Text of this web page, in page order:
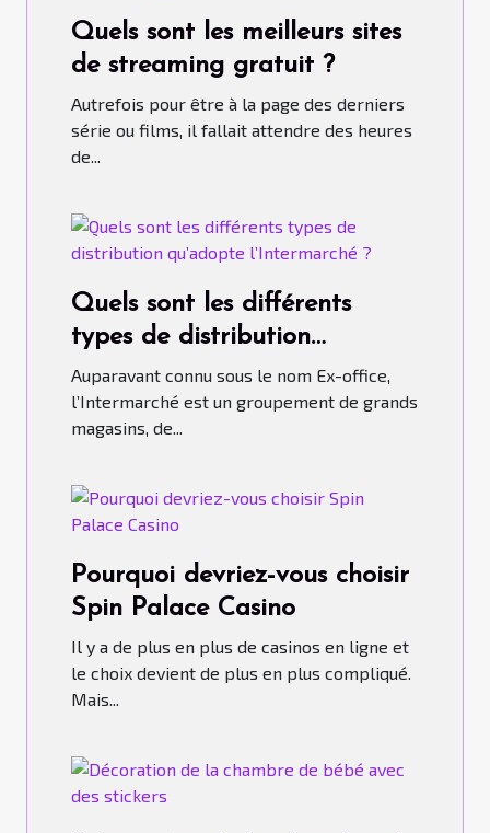
Quels sont les meilleurs sites
de streaming gratuit ?
Autrefois pour être à la page des derniers
série ou films, il fallait attendre des heures
de...
Quels sont les différents
types de distribution
qu’adopte l’Intermarché ?
Auparavant connu sous le nom Ex-office,
l’Intermarché est un groupement de grands
magasins, de...
Pourquoi devriez-vous choisir
Spin Palace Casino
Il y a de plus en plus de casinos en ligne et
le choix devient de plus en plus compliqué.
Mais...